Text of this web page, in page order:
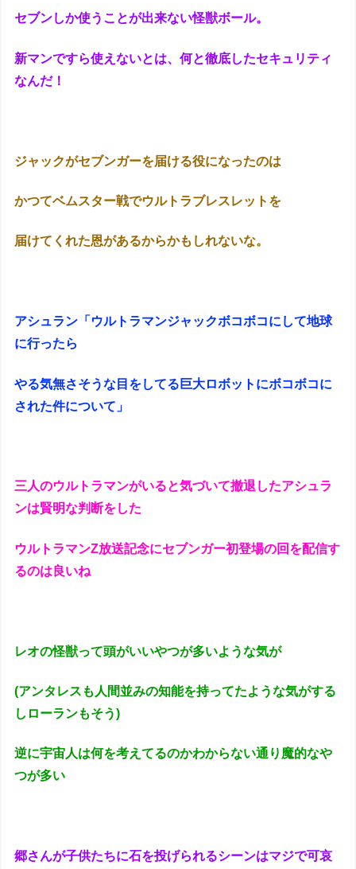
セブンしか使うことが出来ない怪獣ボール。
新マンですら使えないとは、何と徹底したセキュリティ
なんだ！
ジャックがセブンガーを届ける役になったのは
かつてベムスター戦でウルトラブレスレットを
届けてくれた恩があるからかもしれないな。
アシュラン「ウルトラマンジャックボコボコにして地球
に行ったら
やる気無さそうな目をしてる巨大ロボットにボコボコに
された件について」
三人のウルトラマンがいると気づいて撤退したアシュラ
ンは賢明な判断をした
ウルトラマンZ放送記念にセブンガー初登場の回を配信す
るのは良いね
レオの怪獣って頭がいいやつが多いような気が
(アンタレスも人間並みの知能を持ってたような気がする
しローランもそう)
逆に宇宙人は何を考えてるのかわからない通り魔的なや
つが多い
郷さんが子供たちに石を投げられるシーンはマジで可哀